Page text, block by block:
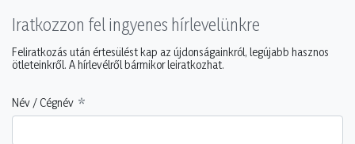
Iratkozzon fel ingyenes hírlevelünkre
Feliratkozás után értesülést kap az újdonságainkról, legújabb hasznos
ötleteinkről. A hírlevélről bármikor leiratkozhat.
Név / Cégnév